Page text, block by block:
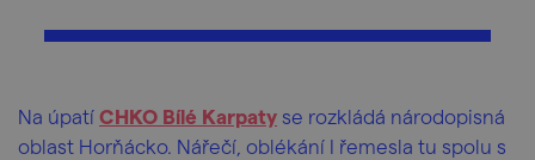
Na úpatí CHKO Bílé Karpaty se rozkládá národopisná
oblast Horňácko. Nářečí, oblékání I řemesla tu spolu s